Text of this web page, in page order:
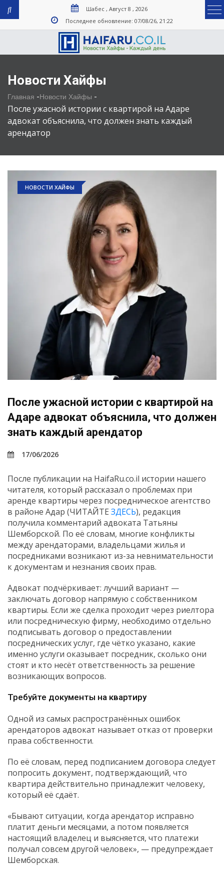
Шабес , Август 8 , 2026
Последнее обновление: 07/08/26, 21:22
Новости Хайфы
Главная -Новости Хайфы -
После ужасной истории с квартирой на Адаре
адвокат объяснила, что должен знать каждый
арендатор
НОВОСТИ ХАЙФЫ
После ужасной истории с квартирой на
Адаре адвокат объяснила, что должен
знать каждый арендатор
17/06/2026
После публикации на HaifaRu.co.il истории нашего
читателя, который рассказал о проблемах при
аренде квартиры через посредническое агентство
в районе Адар (ЧИТАЙТЕ ЗДЕСЬ), редакция
получила комментарий адвоката Татьяны
Шемборской. По её словам, многие конфликты
между арендаторами, владельцами жилья и
посредниками возникают из-за невнимательности
к документам и незнания своих прав.
Адвокат подчёркивает: лучший вариант —
заключать договор напрямую с собственником
квартиры. Если же сделка проходит через риелтора
или посредническую фирму, необходимо отдельно
подписывать договор о предоставлении
посреднических услуг, где чётко указано, какие
именно услуги оказывает посредник, сколько они
стоят и кто несёт ответственность за решение
возникающих вопросов.
Требуйте документы на квартиру
Одной из самых распространённых ошибок
арендаторов адвокат называет отказ от проверки
права собственности.
По её словам, перед подписанием договора следует
попросить документ, подтверждающий, что
квартира действительно принадлежит человеку,
который её сдаёт.
«Бывают ситуации, когда арендатор исправно
платит деньги месяцами, а потом появляется
настоящий владелец и выясняется, что платежи
получал совсем другой человек», — предупреждает
Шемборская.